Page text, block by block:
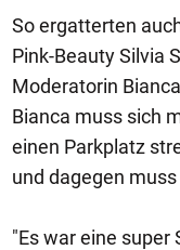
So ergatterten
Pink-Beauty Silvia
Moderatorin
Bianca muss sich
einen Parkplatz
und dagegen
"Es war eine super